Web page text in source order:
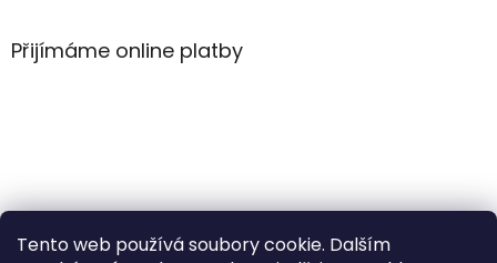
Tento web používá soubory cookie. Dalším
aPřijímáme online platby